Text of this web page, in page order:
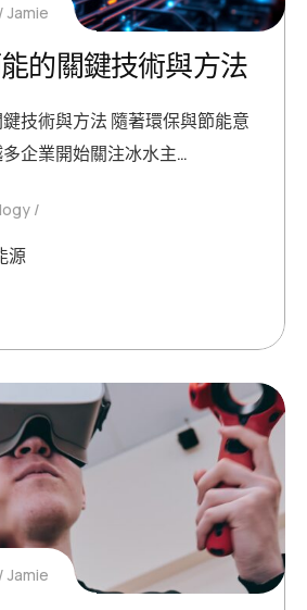
Jamie
的關鍵技術與方法
技術與方法 隨著環保與節能意
企業開始關注冰水主…
源
Jamie